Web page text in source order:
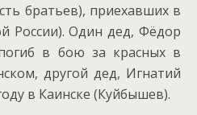
братьев), приехавших в
России). Один дед, Фёдор
в бою за красных в
другой дед, Игнатий
в Каинске (Куйбышев).